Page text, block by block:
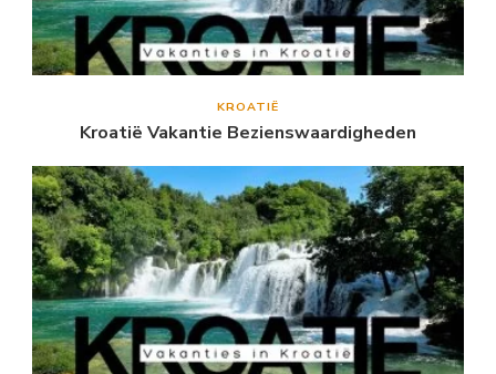
KROATIË
Kroatië Vakantie Bezienswaardigheden